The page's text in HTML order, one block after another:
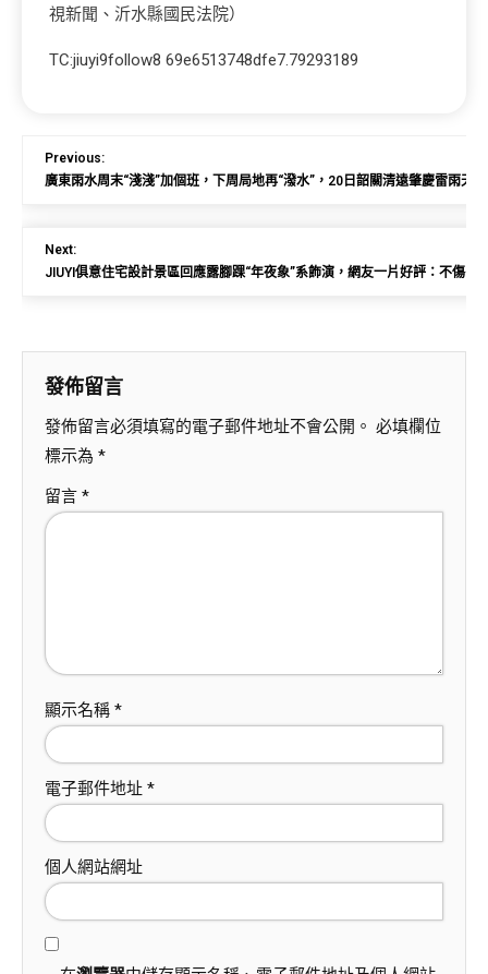
視新聞、沂水縣國民法院）
TC:jiuyi9follow8 69e6513748dfe7.79293189
Previous:
廣東雨水周末“淺淺”加個班，下周局地再“潑水”，20日韶關清遠肇慶雷雨天
Next:
JIUYI俱意住宅設計景區回應露腳踝“年夜象”系飾演，網友一片好評：不傷害
發佈留言
發佈留言必須填寫的電子郵件地址不會公開。 必填欄位
標示為 *
留言 *
顯示名稱 *
電子郵件地址 *
個人網站網址